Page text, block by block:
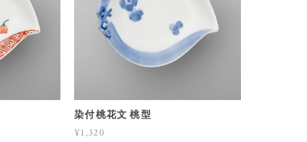
染付桃花文 桃型
¥1,320